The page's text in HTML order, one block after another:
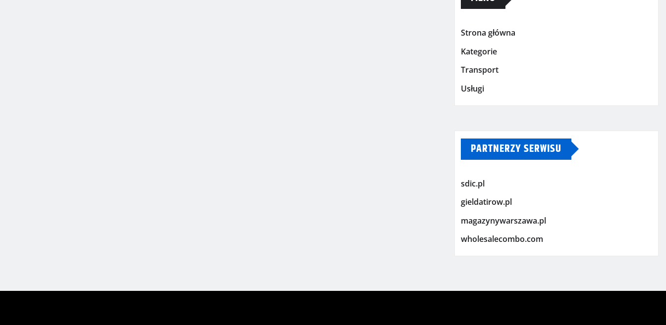
Strona główna
Kategorie
Transport
Usługi
PARTNERZY SERWISU
sdic.pl
gieldatirow.pl
magazynywarszawa.pl
wholesalecombo.com